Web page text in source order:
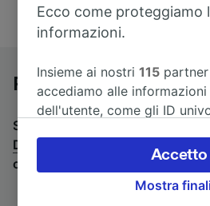
Pullman da Lipsia a
Stai cercando un viaggio di
Dresden Hbf a Lipsia
Se
consulta la pagina
treni da
Ecco come proteggiamo
informazioni.
Insieme ai nostri115
accediamo alle
dell'utente, come gli ID
accettare o gestire le
clic di seguito, tra cui il
opporsi sulla base di un
Mostra
Accetto